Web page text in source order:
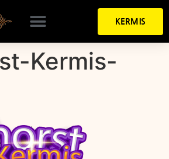
KERMIS
Kermis-